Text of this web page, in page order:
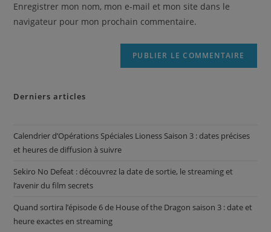
Enregistrer mon nom, mon e-mail et mon site dans le
navigateur pour mon prochain commentaire.
Derniers articles
Calendrier d’Opérations Spéciales Lioness Saison 3 : dates précises
et heures de diffusion à suivre
Sekiro No Defeat : découvrez la date de sortie, le streaming et
l’avenir du film secrets
Quand sortira l’épisode 6 de House of the Dragon saison 3 : date et
heure exactes en streaming